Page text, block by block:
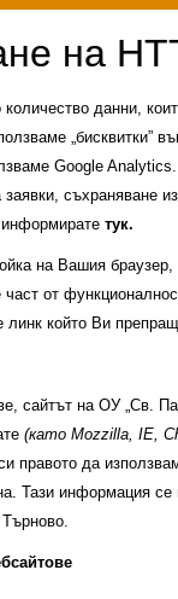
услуги
за ученици
количество данни,
„бисквитки”
Google
съхраняване
тук.
на Вашия
от
линк който Ви
сайтът на ОУ „Св.
(като Mozzilla, IE,
правото да
Тази информация